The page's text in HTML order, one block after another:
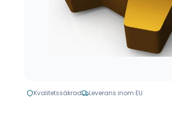
Kvalitetssäkrad Leverans inom EU